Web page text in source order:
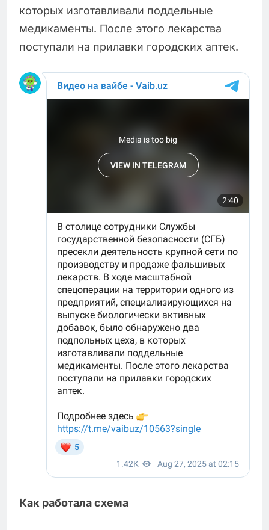
которых изготавливали поддельные
медикаменты. После этого лекарства
поступали на прилавки городских аптек.
Как работала схема